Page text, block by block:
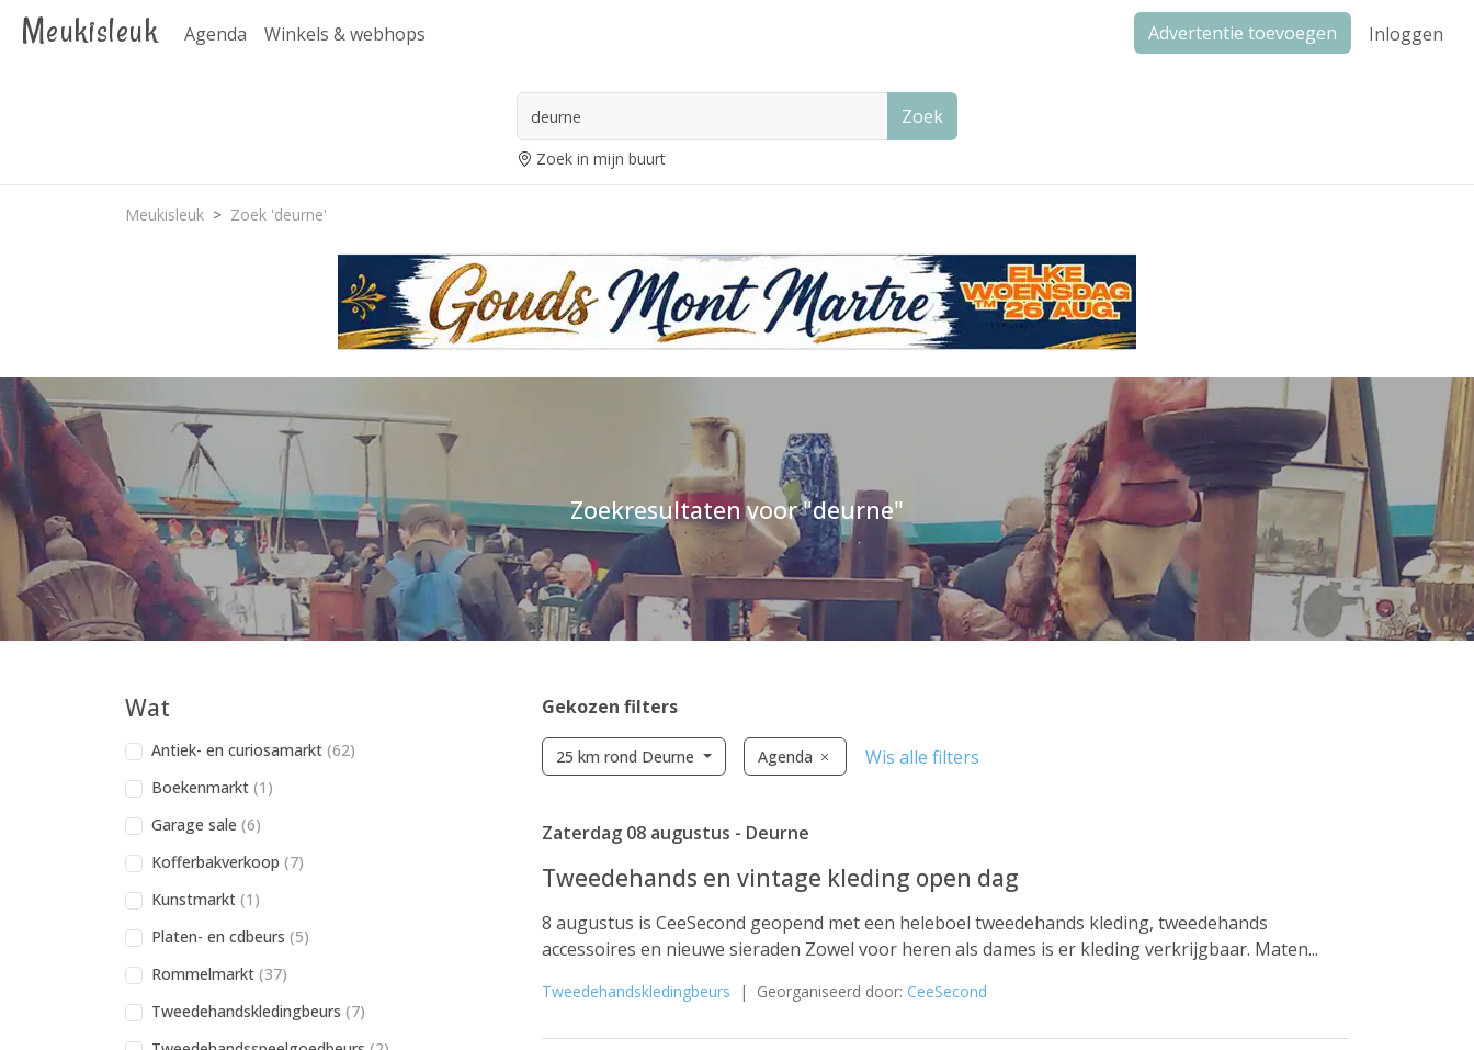
Meukisleuk Agenda Winkels & webhops Advertentie toevoegen Inloggen
Zoek
Zoek in mijn buurt
Meukisleuk Zoek 'deurne'
Zoekresultaten voor "deurne"
Wat
Antiek- en curiosamarkt (62)
Boekenmarkt (1)
Garage sale (6)
Kofferbakverkoop (7)
Kunstmarkt (1)
Platen- en cdbeurs (5)
Rommelmarkt (37)
Tweedehandskledingbeurs (7)
Gekozen filters
25 km rond Deurne Agenda Wis alle filters
Zaterdag 08 augustus - Deurne
Tweedehands en vintage kleding open dag
8 augustus is CeeSecond geopend met een heleboel tweedehands kleding, tweedehands
accessoires en nieuwe sieraden Zowel voor heren als dames is er kleding verkrijgbaar. Maten...
Tweedehandskledingbeurs | Georganiseerd door: CeeSecond